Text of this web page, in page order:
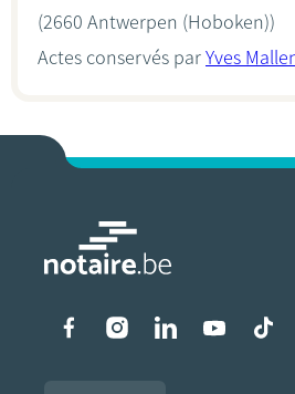
(2660 Antwerpen (Hoboken))
Actes conservés parYves
Liens vers les